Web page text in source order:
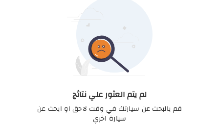
لم يتم العثور علي نتائج
قم بالبحث عن سيارتك في وقت لاحق او ابحث عن
سيارة اخري